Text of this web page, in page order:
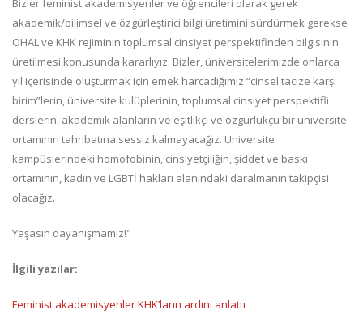
akademik/bilimsel ve özgürleştirici bilgi üretimini sürdürmek gerekse
OHAL ve KHK rejiminin toplumsal cinsiyet perspektifinden bilgisinin
üretilmesi konusunda kararlıyız. Bizler, üniversitelerimizde onlarca
yıl içerisinde oluşturmak için emek harcadığımız “cinsel tacize karşı
birim”lerin, üniversite kulüplerinin, toplumsal cinsiyet perspektifli
derslerin, akademik alanların ve eşitlikçi ve özgürlükçü bir üniversite
ortamının tahribatına sessiz kalmayacağız. Üniversite
kampüslerindeki homofobinin, cinsiyetçiliğin, şiddet ve baskı
ortamının, kadın ve LGBTİ hakları alanındaki daralmanın takipçisi
olacağız.
Yaşasın dayanışmamız!"
İlgili yazılar:
Feminist akademisyenler KHK’ların ardını anlattı